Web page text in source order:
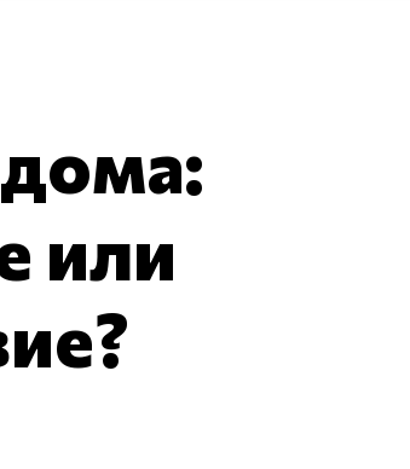
или